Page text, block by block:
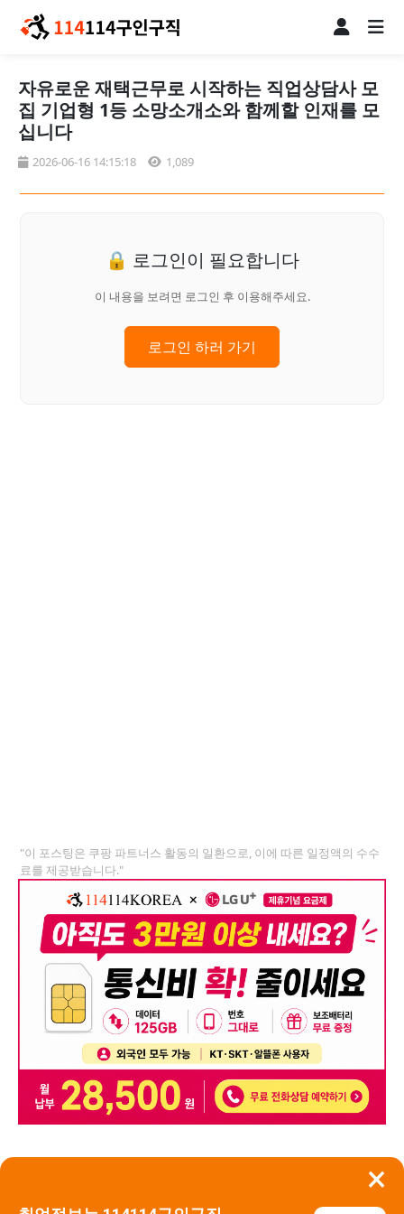
×
자유로운 재택근무로 시작하는 직업상담사 모
집 기업형 1등 소망소개소와 함께할 인재를 모
십니다
2026-06-16 14:15:18 1,089
🔒 로그인이 필요합니다
이 내용을 보려면 로그인 후 이용해주세요.
로그인 하러 가기
"이 포스팅은 쿠팡 파트너스 활동의 일환으로, 이에 따른 일정액의 수수
료를 제공받습니다."